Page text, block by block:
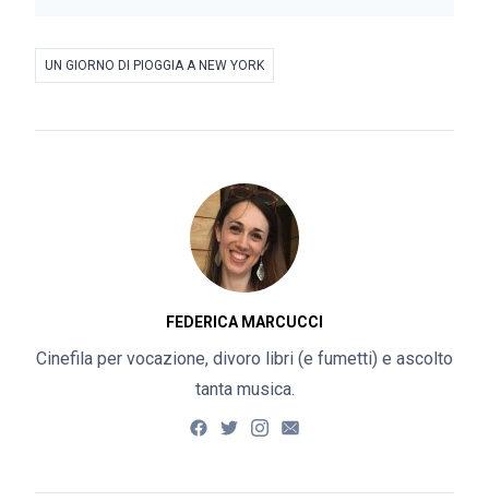
UN GIORNO DI PIOGGIA A NEW YORK
FEDERICA MARCUCCI
Cinefila per vocazione, divoro libri (e fumetti) e ascolto
tanta musica.